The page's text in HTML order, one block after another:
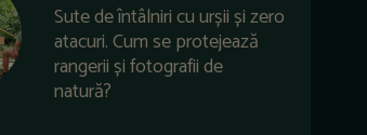
Sute de întâlniri cu urșii și zero
atacuri. Cum se protejează
rangerii și fotografii de
natură?